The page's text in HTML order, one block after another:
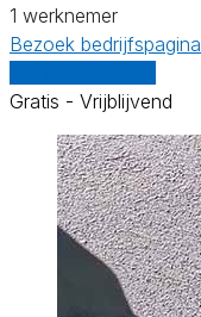
1 werknemer
Bezoek bedrijfspagina
Gratis - Vrijblijvend